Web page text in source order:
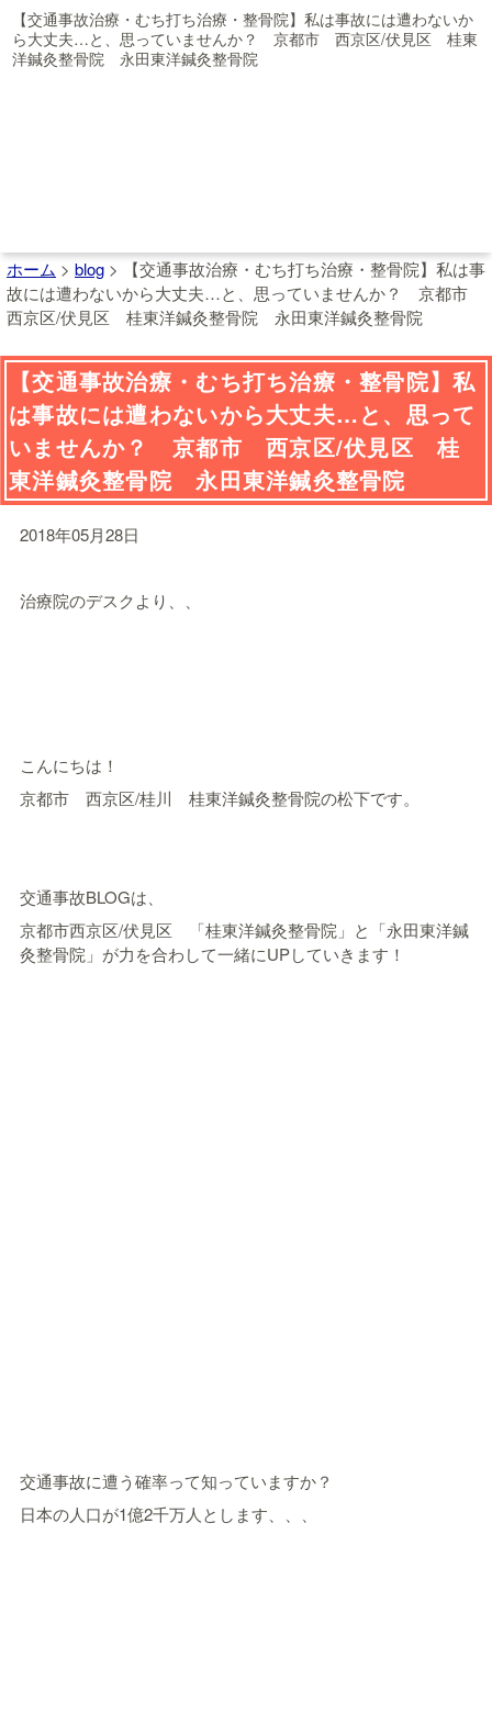
【交通事故治療・むち打ち治療・整骨院】私は事故には遭わないか
ら大丈夫…と、思っていませんか？ 京都市 西京区/伏見区 桂東
洋鍼灸整骨院 永田東洋鍼灸整骨院
ホーム > blog >
【交通事故治療・むち打ち治療・整骨院】私は事
故には遭わないから大丈夫…と、思っていませんか？ 京都市
西京区/伏見区 桂東洋鍼灸整骨院 永田東洋鍼灸整骨院
【交通事故治療・むち打ち治療・整骨院】私
は事故には遭わないから大丈夫…と、思って
いませんか？ 京都市 西京区/伏見区 桂
東洋鍼灸整骨院 永田東洋鍼灸整骨院
2018年05月28日
治療院のデスクより、、
こんにちは！
京都市 西京区/桂川 桂東洋鍼灸整骨院の松下です。
交通事故BLOGは、
京都市西京区/伏見区 「桂東洋鍼灸整骨院」と「永田東洋鍼
灸整骨院」が力を合わして一緒にUPしていきます！
交通事故に遭う確率って知っていますか？
日本の人口が1億2千万人とします、、、